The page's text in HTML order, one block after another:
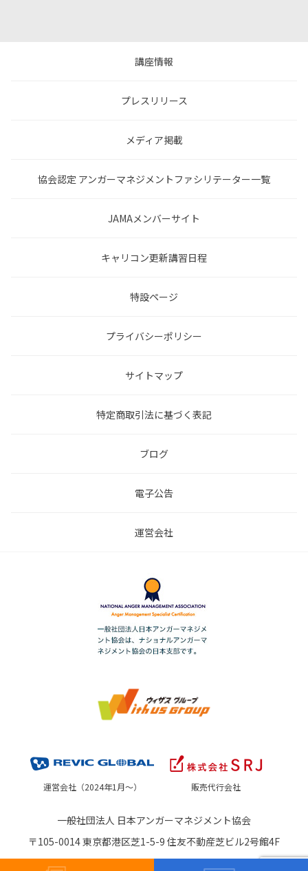
講座情報
プレスリリース
メディア掲載
協会認定 アンガーマネジメントファシリテーター一覧
JAMAメンバーサイト
キャリコン更新講習日程
特設ページ
プライバシーポリシー
サイトマップ
特定商取引法に基づく表記
ブログ
電子公告
運営会社
運営会社（2024年1月～） 販売代行会社
一般社団法人 日本アンガーマネジメント協会
〒105-0014 東京都港区芝1-5-9 住友不動産芝ビル2号館4F